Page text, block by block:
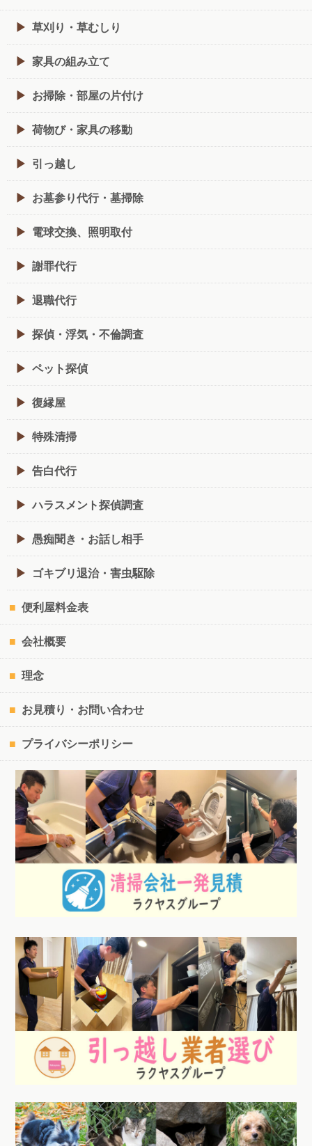
草刈り・草むしり
家具の組み立て
お掃除・部屋の片付け
荷物び・家具の移動
引っ越し
お墓参り代行・墓掃除
電球交換、照明取付
謝罪代行
退職代行
探偵・浮気・不倫調査
ペット探偵
復縁屋
特殊清掃
告白代行
ハラスメント探偵調査
愚痴聞き・お話し相手
ゴキブリ退治・害虫駆除
便利屋料金表
会社概要
理念
お見積り・お問い合わせ
プライバシーポリシー